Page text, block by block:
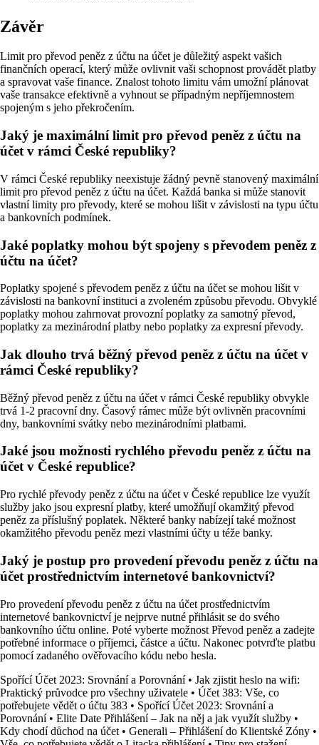
Závěr
Limit pro převod peněz z účtu na účet je důležitý aspekt vašich
finančních operací, který může ovlivnit vaši schopnost provádět platby
a spravovat vaše finance. Znalost tohoto limitu vám umožní plánovat
vaše transakce efektivně a vyhnout se případným nepříjemnostem
spojeným s jeho překročením.
Jaký je maximální limit pro převod peněz z účtu na
účet v rámci České republiky?
V rámci České republiky neexistuje žádný pevně stanovený maximální
limit pro převod peněz z účtu na účet. Každá banka si může stanovit
vlastní limity pro převody, které se mohou lišit v závislosti na typu účtu
a bankovních podmínek.
Jaké poplatky mohou být spojeny s převodem peněz z
účtu na účet?
Poplatky spojené s převodem peněz z účtu na účet se mohou lišit v
závislosti na bankovní instituci a zvoleném způsobu převodu. Obvyklé
poplatky mohou zahrnovat provozní poplatky za samotný převod,
poplatky za mezinárodní platby nebo poplatky za expresní převody.
Jak dlouho trvá běžný převod peněz z účtu na účet v
rámci České republiky?
Běžný převod peněz z účtu na účet v rámci České republiky obvykle
trvá 1-2 pracovní dny. Časový rámec může být ovlivněn pracovními
dny, bankovními svátky nebo mezinárodními platbami.
Jaké jsou možnosti rychlého převodu peněz z účtu na
účet v České republice?
Pro rychlé převody peněz z účtu na účet v České republice lze využít
služby jako jsou expresní platby, které umožňují okamžitý převod
peněz za příslušný poplatek. Některé banky nabízejí také možnost
okamžitého převodu peněz mezi vlastními účty u téže banky.
Jaký je postup pro provedení převodu peněz z účtu na
účet prostřednictvím internetové bankovnictví?
Pro provedení převodu peněz z účtu na účet prostřednictvím
internetové bankovnictví je nejprve nutné přihlásit se do svého
bankovního účtu online. Poté vyberte možnost Převod peněz a zadejte
potřebné informace o příjemci, částce a účtu. Nakonec potvrďte platbu
pomocí zadaného ověřovacího kódu nebo hesla.
Spořící Účet 2023: Srovnání a Porovnání• Jak zjistit heslo na wifi:
Praktický průvodce pro všechny uživatele • Účet 383: Vše, co
potřebujete vědět o účtu 383 • Spořící Účet 2023: Srovnání a
Porovnání• Elite Date Přihlášení – Jak na něj a jak využít služby •
Kdy chodí důchod na účet • Generali – Přihlášení do Klientské Zóny •